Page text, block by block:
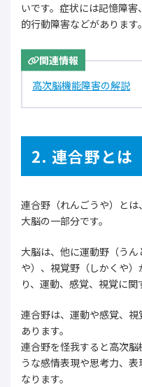
いです。症状には記憶障
的行動障害などがあります。
関連情報
高次脳機能障害の解説
2. 連合野とは
連合野（れんごうや）と
大脳の一部分です。
大脳は、他に運動野（う
や）、視覚野（しかくや
り、運動、感覚、視覚に関
連合野は、運動や感覚、
あります。
連合野を怪我すると高次
うな感情表現や思考力、
なります。